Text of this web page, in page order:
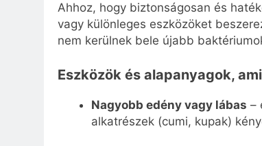
Ahhoz, hogy biztonságosan és
vagy különleges eszközöket
nem kerülnek bele újabb
Eszközök és alapanyagok,
Nagyobb edény vagy lábas –
alkatrészek (cumi, kupak)